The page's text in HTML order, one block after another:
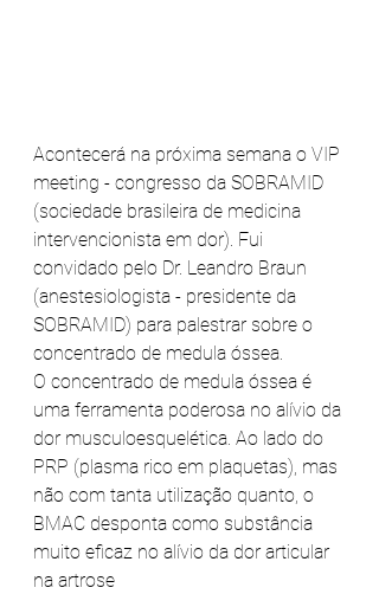
Acontecerá na próxima semana o VIP
meeting - congresso da SOBRAMID
(sociedade brasileira de medicina
intervencionista em dor). Fui
convidado pelo Dr. Leandro Braun
(anestesiologista - presidente da
SOBRAMID) para palestrar sobre o
concentrado de medula óssea.
O concentrado de medula óssea é
uma ferramenta poderosa no alívio da
dor musculoesquelética. Ao lado do
PRP (plasma rico em plaquetas), mas
não com tanta utilização quanto, o
BMAC desponta como substância
muito eficaz no alívio da dor articular
na artrose